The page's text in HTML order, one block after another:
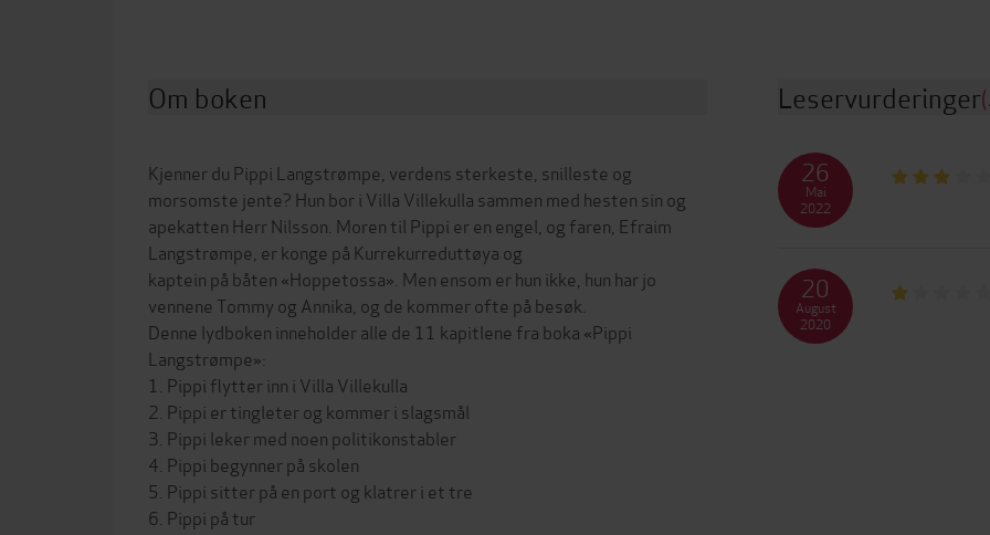
Om boken
Kjenner du Pippi Langstrømpe, verdens sterkeste, snilleste og
morsomste jente? Hun bor i Villa Villekulla sammen med hesten sin og
apekatten Herr Nilsson. Moren til Pippi er en engel, og faren, Efraim
Langstrømpe, er konge på Kurrekurreduttøya og
kaptein på båten «Hoppetossa». Men ensom er hun ikke, hun har jo
vennene Tommy og Annika, og de kommer ofte på besøk.
Denne lydboken inneholder alle de 11 kapitlene fra boka «Pippi
Langstrømpe»:
1. Pippi flytter inn i Villa Villekulla
2. Pippi er tingleter og kommer i slagsmål
3. Pippi leker med noen politikonstabler
4. Pippi begynner på skolen
5. Pippi sitter på en port og klatrer i et tre
6. Pippi på tur
Leservurderinger
26
Mai
2022
20
August
2020